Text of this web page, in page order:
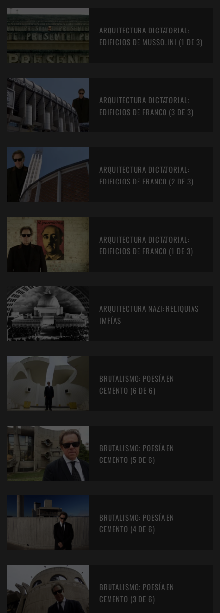
ARQUITECTURA DICTATORIAL:
EDIFICIOS DE MUSSOLINI (1 DE 3)
ARQUITECTURA DICTATORIAL:
EDIFICIOS DE FRANCO (3 DE 3)
ARQUITECTURA DICTATORIAL:
EDIFICIOS DE FRANCO (2 DE 3)
ARQUITECTURA DICTATORIAL:
EDIFICIOS DE FRANCO (1 DE 3)
ARQUITECTURA NAZI: RELIQUIAS
IMPÍAS
BRUTALISMO: POESÍA EN
CEMENTO (6 DE 6)
BRUTALISMO: POESÍA EN
CEMENTO (5 DE 6)
BRUTALISMO: POESÍA EN
CEMENTO (4 DE 6)
BRUTALISMO: POESÍA EN
CEMENTO (3 DE 6)